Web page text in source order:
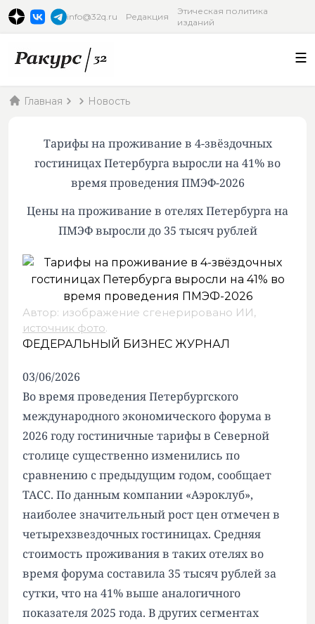
info@32q.ru Редакция
Этическая политика
изданий
Главная Новость
Тарифы на проживание в 4-звёздочных
гостиницах Петербурга выросли на 41% во
время проведения ПМЭФ-2026
Цены на проживание в отелях Петербурга на
ПМЭФ выросли до 35 тысяч рублей
Автор: изображение сгенерировано ИИ,
источник фото.
ФЕДЕРАЛЬНЫЙ БИЗНЕС ЖУРНАЛ
03/06/2026
Во время проведения Петербургского
международного экономического форума в
2026 году гостиничные тарифы в Северной
столице существенно изменились по
сравнению с предыдущим годом, сообщает
ТАСС. По данным компании «Аэроклуб»,
наиболее значительный рост цен отмечен в
четырехзвездочных гостиницах. Средняя
стоимость проживания в таких отелях во
время форума составила 35 тысяч рублей за
сутки, что на 41% выше аналогичного
показателя 2025 года. В других сегментах